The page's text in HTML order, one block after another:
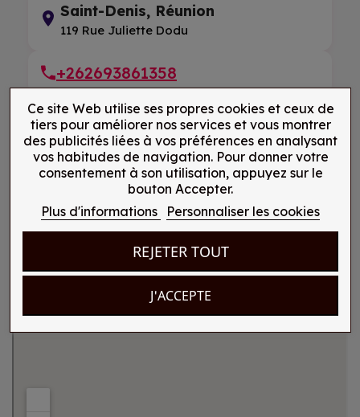
Saint-Denis, Réunion
119 Rue Juliette Dodu
+262693861358
Ce site Web utilise ses propres cookies et ceux de
tiers pour améliorer nos services et vous montrer
des publicités liées à vos préférences en analysant
vos habitudes de navigation. Pour donner votre
consentement à son utilisation, appuyez sur le
bouton Accepter.
Plus d'informations
Personnaliser les cookies
REJETER TOUT
J'ACCEPTE